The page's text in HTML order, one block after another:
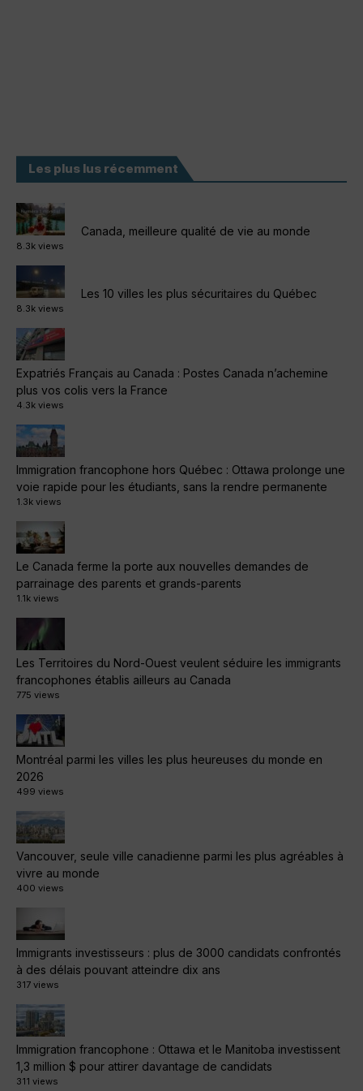
Les plus lus récemment
Canada, meilleure qualité de vie au monde
8.3k views
Les 10 villes les plus sécuritaires du Québec
8.3k views
Expatriés Français au Canada : Postes Canada n’achemine
plus vos colis vers la France
4.3k views
Immigration francophone hors Québec : Ottawa prolonge une
voie rapide pour les étudiants, sans la rendre permanente
1.3k views
Le Canada ferme la porte aux nouvelles demandes de
parrainage des parents et grands-parents
1.1k views
Les Territoires du Nord-Ouest veulent séduire les immigrants
francophones établis ailleurs au Canada
775 views
Montréal parmi les villes les plus heureuses du monde en
2026
499 views
Vancouver, seule ville canadienne parmi les plus agréables à
vivre au monde
400 views
Immigrants investisseurs : plus de 3000 candidats confrontés
à des délais pouvant atteindre dix ans
317 views
Immigration francophone : Ottawa et le Manitoba investissent
1,3 million $ pour attirer davantage de candidats
311 views